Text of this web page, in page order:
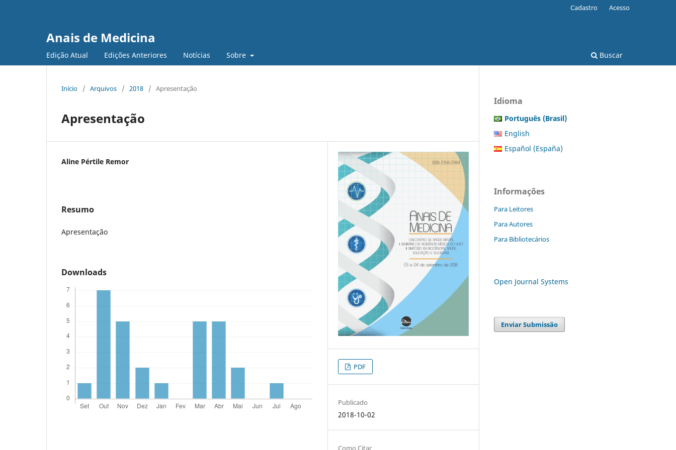
Anais de Medicina
Edição Atual Edições Anteriores Notícias Sobre Buscar
Cadastro Acesso
Início / Arquivos / 2018 / Apresentação
Apresentação
Aline Pértile Remor
Resumo
Apresentação
Downloads
PDF
Publicado
2018-10-02
Como Citar
Idioma
Português (Brasil)
English
Español (España)
Informações
Para Leitores
Para Autores
Para Bibliotecários
Open Journal Systems
Enviar Submissão